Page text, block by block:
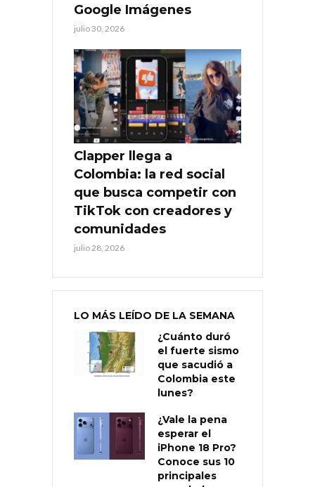
Google Imágenes
julio 30, 2026
Clapper llega a
Colombia: la red social
que busca competir con
TikTok con creadores y
comunidades
julio 28, 2026
LO MÁS LEÍDO DE LA SEMANA
¿Cuánto duró
el fuerte sismo
que sacudió a
Colombia este
lunes?
¿Vale la pena
esperar el
iPhone 18 Pro?
Conoce sus 10
principales